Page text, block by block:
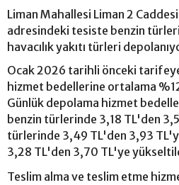
Liman Mahallesi Liman 2
adresindeki tesiste benzin
havacılık yakıtı türleri
Ocak 2026 tarihli önceki
hizmet bedellerine ortalama
Günlük depolama hizmet
benzin türlerinde 3,18 TL'den
türlerinde 3,49 TL'den 3,93
3,28 TL'den 3,70 TL'ye
Teslim alma ve teslim etme